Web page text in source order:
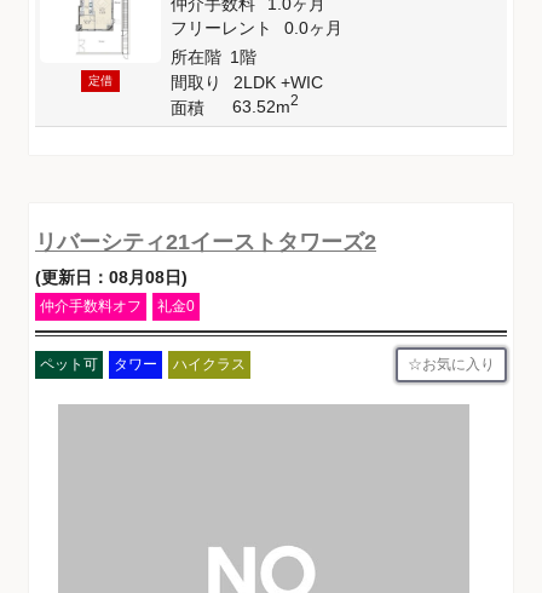
定借
フリーレント
0.0ヶ月
所在階 1階
間取り
2LDK +WIC
面積
63.52m2
リバーシティ21イーストタワーズ2
(更新日：08月08日)
仲介手数料オフ 礼金0
ペット可 タワー ハイクラス お気に入り